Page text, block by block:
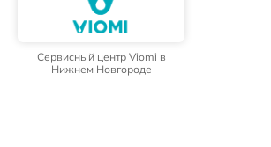
Сервисный центр Viomi в
Нижнем Новгороде